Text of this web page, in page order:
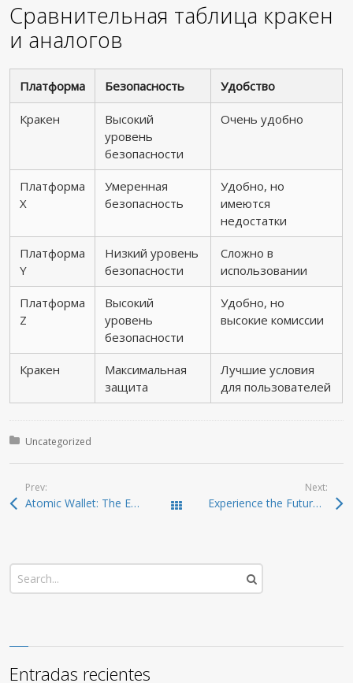
Сравнительная таблица кракен
и аналогов
Платформа Безопасность Удобство
Кракен
Высокий
уровень
безопасности
Очень удобно
Платформа
X
Умеренная
безопасность
Удобно, но
имеются
недостатки
Платформа
Y
Низкий уровень
безопасности
Сложно в
использовании
Платформа
Z
Высокий
уровень
безопасности
Удобно, но
высокие комиссии
Кракен
Максимальная
защита
Лучшие условия
для пользователей
Posted in:
Uncategorized
Prev:
Atomic Wallet: The Essential App for Crypto Enthusiasts Todas las entradas
Next:
Experience the Future of Finance with Ledger Live
Entradas recientes